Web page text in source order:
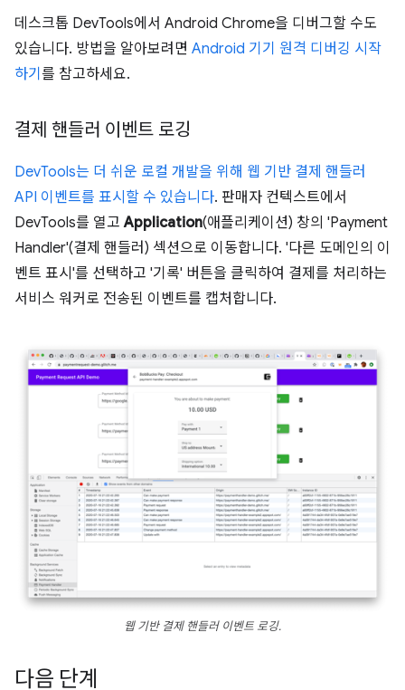
데스크톱 DevTools에서 Android Chrome을 디버그할 수도
있습니다. 방법을 알아보려면 Android 기기 원격 디버깅 시작
하기 를 참고하세요.
결제 핸들러 이벤트 로깅
DevTools는 더 쉬운 로컬 개발을 위해 웹 기반 결제 핸들러
API 이벤트를 표시할 수 있습니다. 판매자 컨텍스트에서
DevTools를 열고Application(애플리케이션) 창의 'Payment
Handler'(결제 핸들러) 섹션으로 이동합니다. '다른 도메인의 이
벤트 표시'를 선택하고 '기록' 버튼을 클릭하여 결제를 처리하는
서비스 워커로 전송된 이벤트를 캡처합니다.
웹 기반 결제 핸들러 이벤트 로깅.
다음 단계